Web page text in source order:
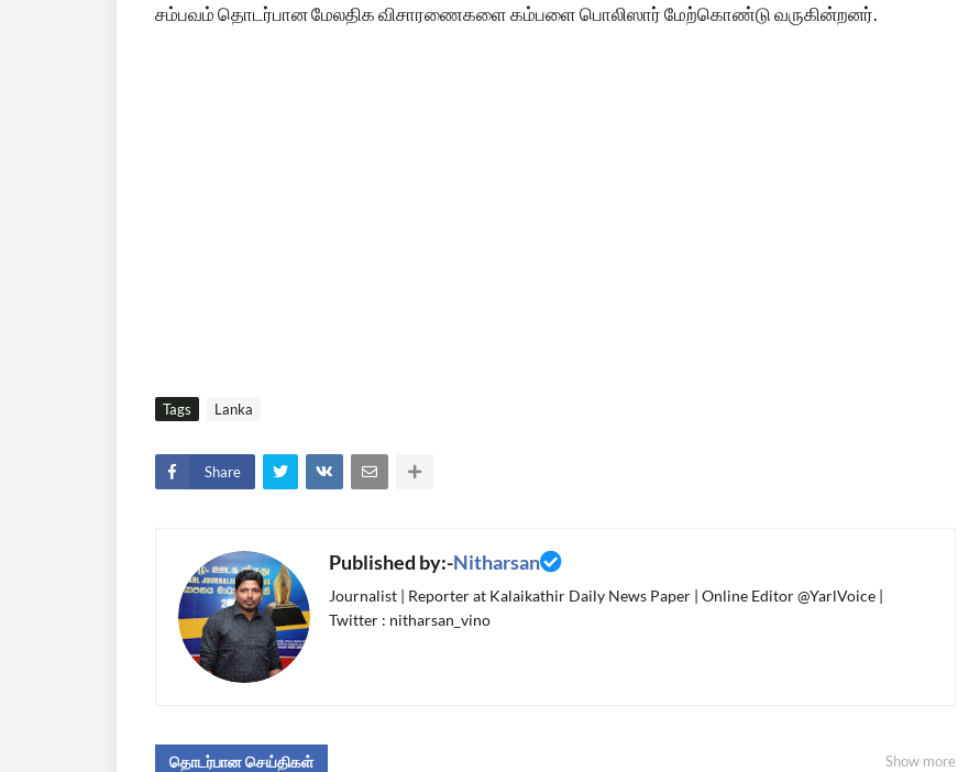
சம்பவம் தொடர்பான மேலதிக விசாரணைகளை கம்பளை பொலிஸார் மேற்கொண்டு வருகின்றனர்.
Tags Lanka
Share
Published by:-Nitharsan
Journalist | Reporter at Kalaikathir Daily News Paper | Online Editor @YarlVoice |
Twitter : nitharsan_vino
தொடர்பான செய்திகள் Show more